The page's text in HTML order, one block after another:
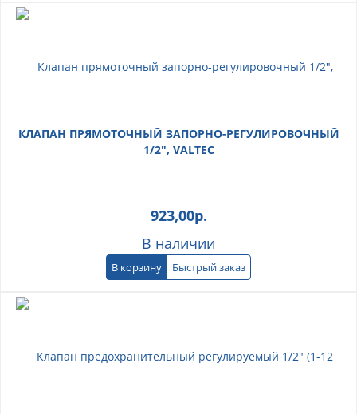
КЛАПАН ПРЯМОТОЧНЫЙ ЗАПОРНО-РЕГУЛИРОВОЧНЫЙ
1/2", VALTEC
923,00р.
В наличии
В корзину Быстрый заказ